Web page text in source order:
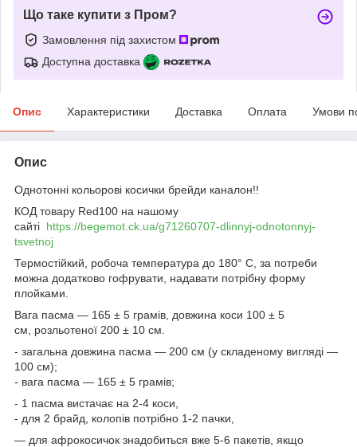
Що таке купити з Пром?
Замовлення під захистом
Доступна доставка
Опис Характеристики Доставка Оплата Умови
Опис
Однотонні кольорові косички брейди каналон!!
КОД товару Red100 на нашому
сайті https://begemot.ck.ua/g71260707-dlinnyj-odnotonnyj-
tsvetnoj
Термостійкий, робоча температура до 180° С, за потреби
можна додатково гофрувати, надавати потрібну форму
плойками.
Вага пасма — 165 ± 5 грамів, довжина коси 100 ± 5
см, розльотеної 200 ± 10 см.
- загальна довжина пасма — 200 см (у складеному вигляді —
100 см);
- вага пасма — 165 ± 5 грамів;
- 1 пасма вистачає на 2-4 коси,
- для 2 брайд, колопів потрібно 1-2 пачки,
— для афрокосичок знадобиться вже 5-6 пакетів, якщо